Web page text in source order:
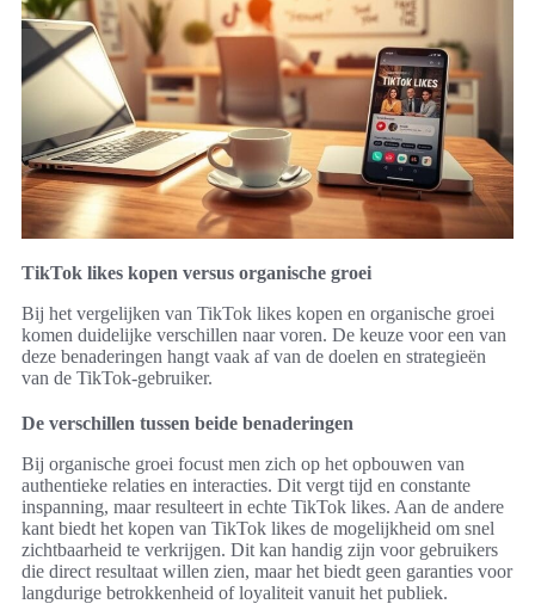
TikTok likes kopen versus organische groei
Bij het vergelijken van TikTok likes kopen en organische groei
komen duidelijke verschillen naar voren. De keuze voor een van
deze benaderingen hangt vaak af van de doelen en strategieën
van de TikTok-gebruiker.
De verschillen tussen beide benaderingen
Bij organische groei focust men zich op het opbouwen van
authentieke relaties en interacties. Dit vergt tijd en constante
inspanning, maar resulteert in echte TikTok likes. Aan de andere
kant biedt het kopen van TikTok likes de mogelijkheid om snel
zichtbaarheid te verkrijgen. Dit kan handig zijn voor gebruikers
die direct resultaat willen zien, maar het biedt geen garanties voor
langdurige betrokkenheid of loyaliteit vanuit het publiek.